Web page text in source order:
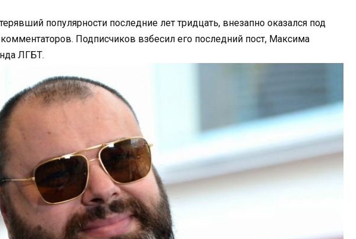
популярности последние лет тридцать, внезапно оказался под
Подписчиков взбесил его последний пост, Максима
ЛГБТ.